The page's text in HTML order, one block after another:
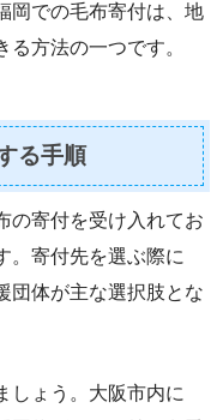
岡での毛布寄付は、地
方法の一つです。
る手順
の寄付を受け入れてお
。寄付先を選ぶ際に
団体が主な選択肢とな
しょう。大阪市内に